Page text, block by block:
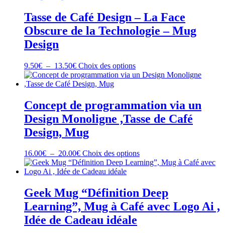
21.00€
variations.
Les
options
la
produit
Tasse de Café Design – La Face
Obscure de la Technologie – Mug
Design
9.50€ – 13.50€Plage
de
prix :
13.50€
Choix des optionsCe
produit
variations.
Les
options
sur
la
produit
Concept de programmation via un
Design Monoligne ,Tasse de Café
Design, Mug
16.00€ – 20.00€Plage
de
prix :
à
20.00€
Choix des optionsCe
produit
variations.
Les
options
Geek Mug “Définition Deep
Learning”, Mug à Café avec Logo Ai ,
Idée de Cadeau idéale